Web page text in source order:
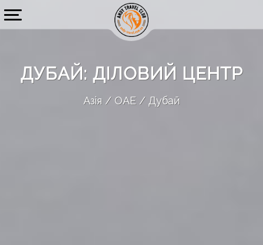
ДУБАЙ: ДІЛОВИЙ ЦЕНТР
Азія ОАЕ Дубай